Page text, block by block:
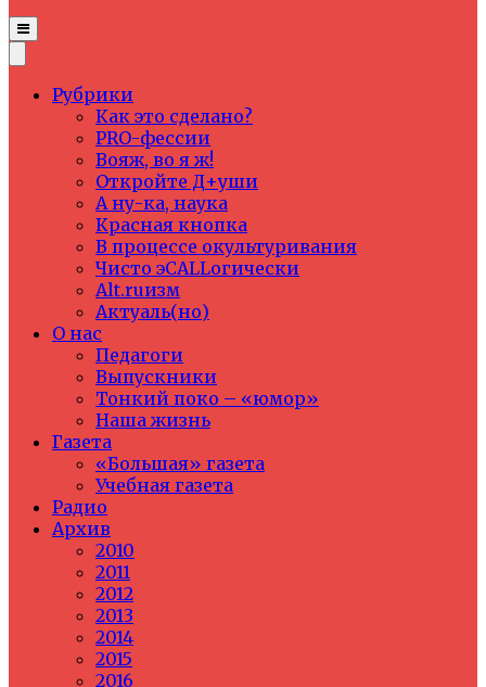
Рубрики
Как это сделано?
PRO-фессии
Вояж, во я ж!
Откройте Д+уши
А ну-ка, наука
Красная кнопка
В процессе окультуривания
Чисто эCALLогически
Alt.ruизм
Актуаль(но)
О нас
Педагоги
Выпускники
Тонкий поко – «юмор»
Наша жизнь
Газета
«Большая» газета
Учебная газета
Радио
Архив
2010
2011
2012
2013
2014
2015
2016